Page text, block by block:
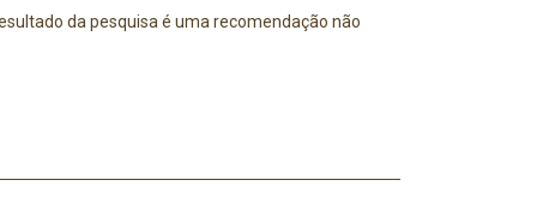
da pesquisa é uma recomendação não